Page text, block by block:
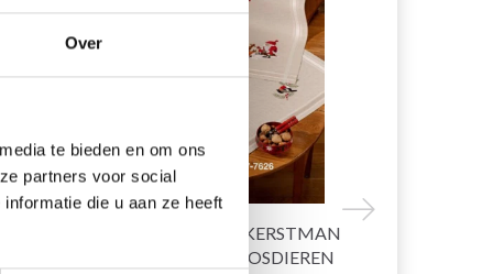
Over
te bieden en om ons
partners voor social
die u aan ze heeft
À
BORDUURPAKKET KERSTMAN
TAFELKLEED MET BOSDIEREN